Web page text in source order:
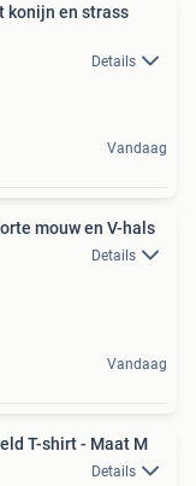
konijn en strass
Details
Vandaag
mouw en V-hals
Details
Vandaag
T-shirt - Maat M
Details